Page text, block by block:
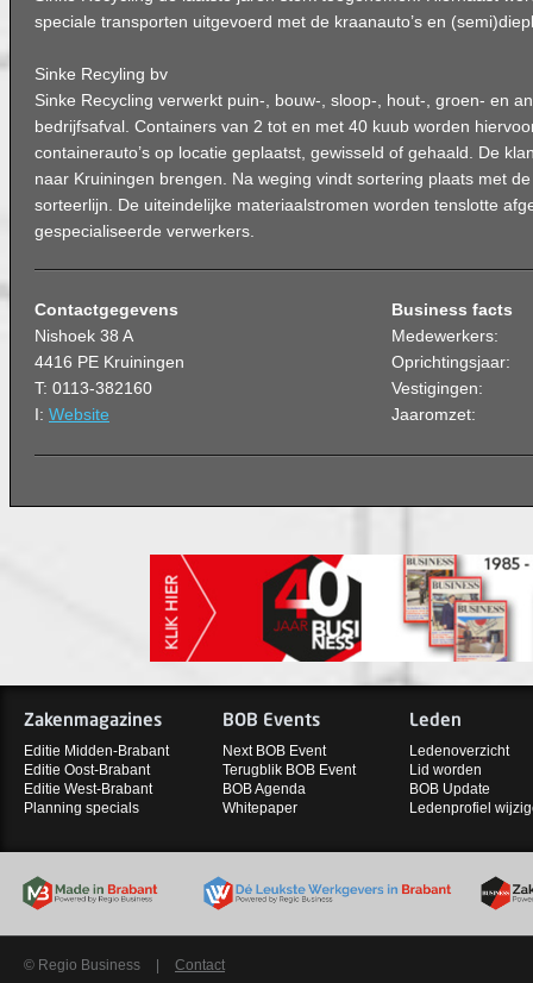
speciale transporten uitgevoerd met de kraanauto’s en
Sinke Recyling bv
Sinke Recycling verwerkt puin-, bouw-, sloop-, hout-, groen- en
bedrijfsafval. Containers van 2 tot en met 40 kuub worden
containerauto’s op locatie geplaatst, gewisseld of gehaald. De
naar Kruiningen brengen. Na weging vindt sortering plaats met
sorteerlijn. De uiteindelijke materiaalstromen worden tenslotte
gespecialiseerde verwerkers.
Contactgegevens
Nishoek 38 A
4416 PE Kruiningen
T: 0113-382160
I: Website
Business facts
Medewerkers:
Oprichtingsjaar:
Vestigingen:
Jaaromzet:
Zakenmagazines
Editie Midden-Brabant
Editie Oost-Brabant
Editie West-Brabant
Planning specials
BOB Events
Next BOB Event
Terugblik BOB Event
BOB Agenda
Whitepaper
Leden
Ledenoverzicht
Lid worden
BOB Update
Ledenprofiel
© Regio Business Contact